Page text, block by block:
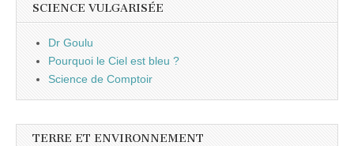
SCIENCE VULGARISÉE
Dr Goulu
Pourquoi le Ciel est bleu ?
Science de Comptoir
TERRE ET ENVIRONNEMENT